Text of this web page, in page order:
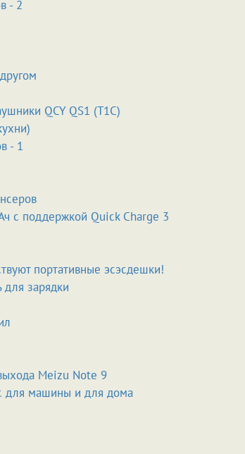
- 2
QCY QS1 (T1C)
- 1
с поддержкой Quick Charge 3
портативные эсэсдешки!
зарядки
Meizu Note 9
для машины и для дома